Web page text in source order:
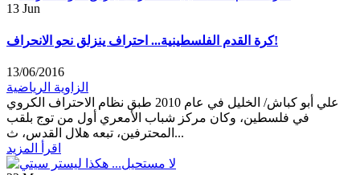
13 Jun
كرة القدم الفلسطينية... احتراف ينزلق نحو الانحراف!
13/06/2016
الزاوية الرياضية
علي أبو كباش/ الخليل في عام 2010 طبق نظام الاحتراف الكروي
في فلسطين، وكان مركز شباب الأمعري أول من توج بلقب
المحترفين، تبعه هلال القدس، ث...
اقرأ المزيد